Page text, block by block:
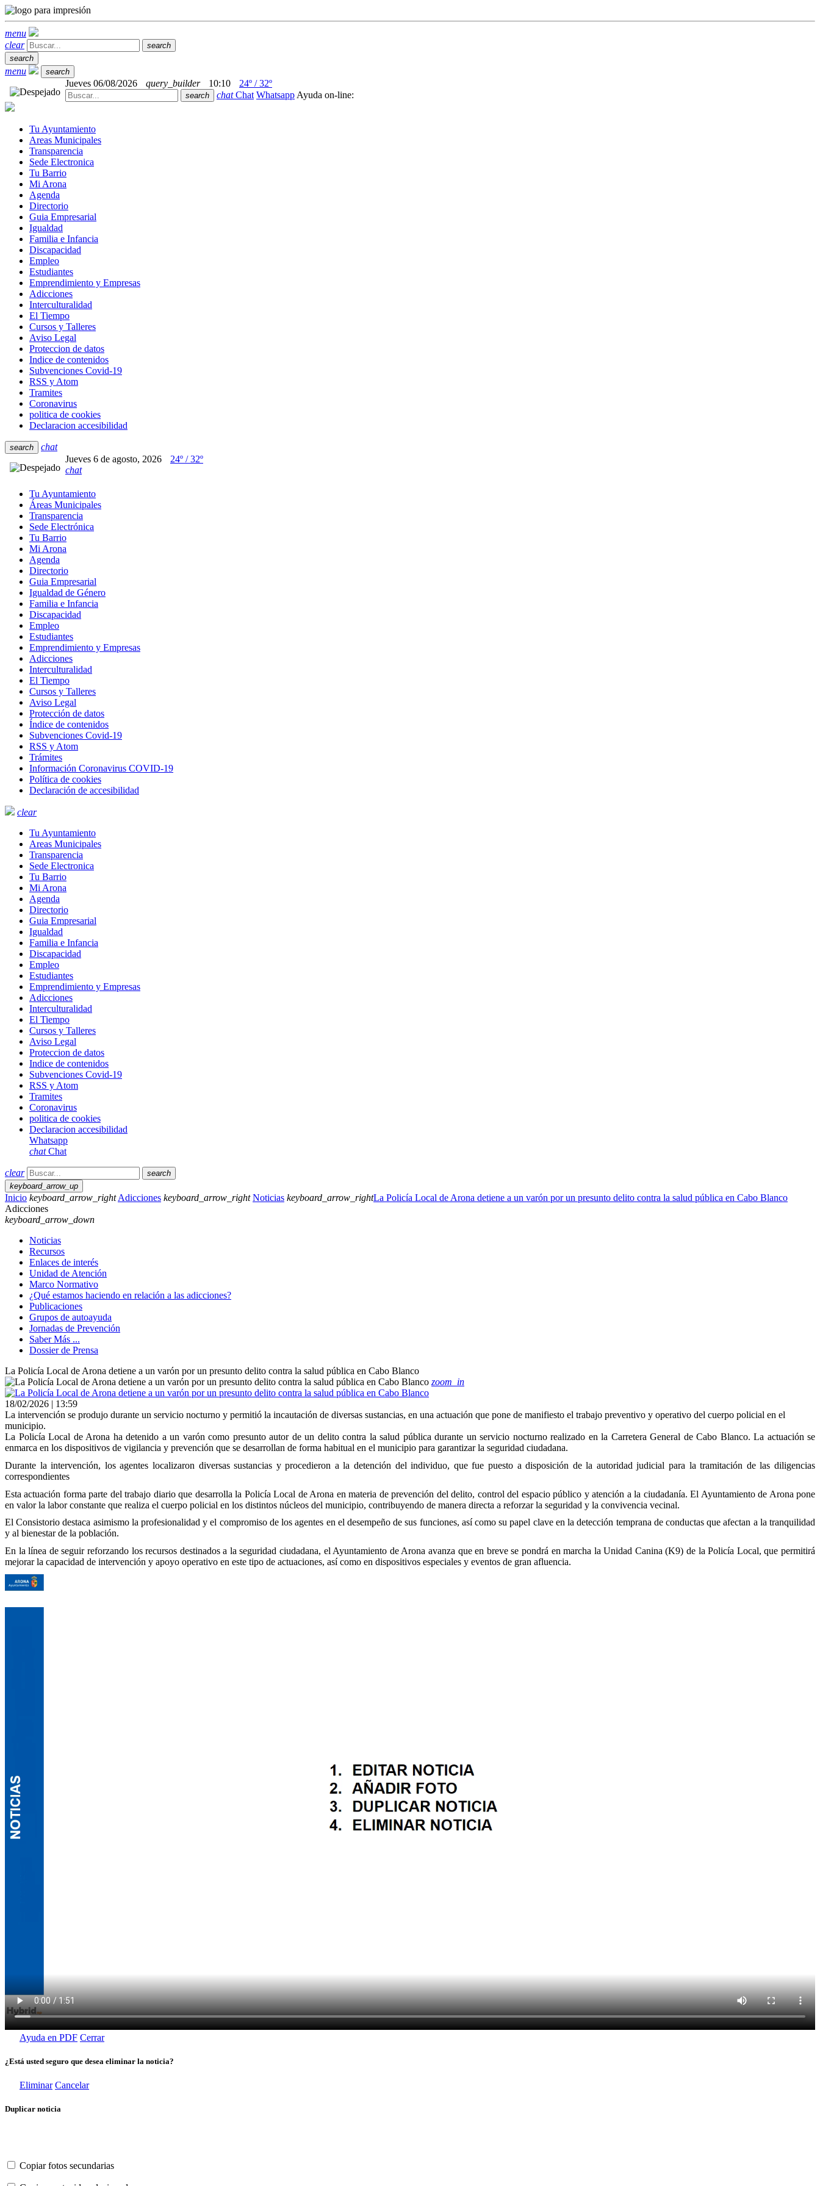
menu
clear
search
search
menu search
Jueves 06/08/2026 query_builder 10:10 24º / 32º
search chatChat Whatsapp Ayuda on-line:
Tu Ayuntamiento
Areas Municipales
Transparencia
Sede Electronica
Tu Barrio
Mi Arona
Agenda
Directorio
Guia Empresarial
Igualdad
Familia e Infancia
Discapacidad
Empleo
Estudiantes
Emprendimiento y Empresas
Adicciones
Interculturalidad
El Tiempo
Cursos y Talleres
Aviso Legal
Proteccion de datos
Indice de contenidos
Subvenciones Covid-19
RSS y Atom
Tramites
Coronavirus
politica de cookies
Declaracion accesibilidad
search
chat
Jueves 6 de agosto, 2026
24º / 32º
chat
Tu Ayuntamiento
Áreas Municipales
Transparencia
Sede Electrónica
Tu Barrio
Mi Arona
Agenda
Directorio
Guia Empresarial
Igualdad de Género
Familia e Infancia
Discapacidad
Empleo
Estudiantes
Emprendimiento y Empresas
Adicciones
Interculturalidad
El Tiempo
Cursos y Talleres
Aviso Legal
Protección de datos
Índice de contenidos
Subvenciones Covid-19
RSS y Atom
Trámites
Información Coronavirus COVID-19
Política de cookies
Declaración de accesibilidad
clear
Tu Ayuntamiento
Areas Municipales
Transparencia
Sede Electronica
Tu Barrio
Mi Arona
Agenda
Directorio
Guia Empresarial
Igualdad
Familia e Infancia
Discapacidad
Empleo
Estudiantes
Emprendimiento y Empresas
Adicciones
Interculturalidad
El Tiempo
Cursos y Talleres
Aviso Legal
Proteccion de datos
Indice de contenidos
Subvenciones Covid-19
RSS y Atom
Tramites
Coronavirus
politica de cookies
Declaracion accesibilidad
Whatsapp
chat Chat
clear
search
keyboard_arrow_up
Inicio keyboard_arrow_rightAdicciones keyboard_arrow_right Noticias keyboard_arrow_rightLa Policía Local de Arona detiene a un varón por un presunto delito contra la salud pública en Cabo Blanco
Adicciones
keyboard_arrow_down
Noticias
Recursos
Enlaces de interés
Unidad de Atención
Marco Normativo
¿Qué estamos haciendo en relación a las adicciones?
Publicaciones
Grupos de autoayuda
Jornadas de Prevención
Saber Más ...
Dossier de Prensa
La Policía Local de Arona detiene a un varón por un presunto delito contra la salud pública en Cabo Blanco
zoom_in
18/02/2026 | 13:59
La intervención se produjo durante un servicio nocturno y permitió la incautación de diversas sustancias, en una actuación que pone de manifiesto el trabajo preventivo y operativo del cuerpo policial en el
municipio.
La Policía Local de Arona ha detenido a un varón como presunto autor de un delito contra la salud pública durante un servicio nocturno realizado en la Carretera General de Cabo Blanco. La actuación se
enmarca en los dispositivos de vigilancia y prevención que se desarrollan de forma habitual en el municipio para garantizar la seguridad ciudadana.
Durante la intervención, los agentes localizaron diversas sustancias y procedieron a la detención del individuo, que fue puesto a disposición de la autoridad judicial para la tramitación de las diligencias
correspondientes
Esta actuación forma parte del trabajo diario que desarrolla la Policía Local de Arona en materia de prevención del delito, control del espacio público y atención a la ciudadanía. El Ayuntamiento de Arona pone
en valor la labor constante que realiza el cuerpo policial en los distintos núcleos del municipio, contribuyendo de manera directa a reforzar la seguridad y la convivencia vecinal.
El Consistorio destaca asimismo la profesionalidad y el compromiso de los agentes en el desempeño de sus funciones, así como su papel clave en la detección temprana de conductas que afectan a la tranquilidad
y al bienestar de la población.
En la línea de seguir reforzando los recursos destinados a la seguridad ciudadana, el Ayuntamiento de Arona avanza que en breve se pondrá en marcha la Unidad Canina (K9) de la Policía Local, que permitirá
mejorar la capacidad de intervención y apoyo operativo en este tipo de actuaciones, así como en dispositivos especiales y eventos de gran afluencia.
Ayuda en PDF Cerrar
¿Está usted seguro que desea eliminar la noticia?
Eliminar Cancelar
Duplicar noticia
Copiar fotos secundarias